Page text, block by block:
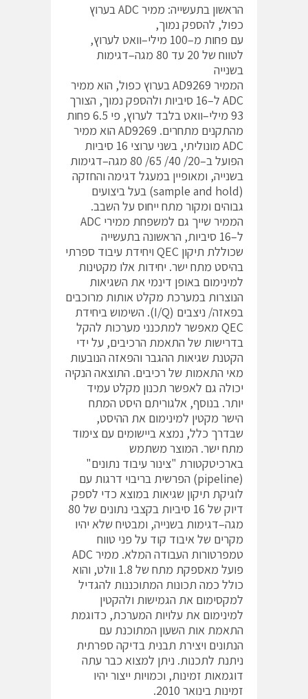
הראשון בתעשייה: ממיר ADC בערוץ
כפול, להספק נמוך,
עם פחות מ–100 מילי–וואט לערוץ,
לטווח של 20 עד 80 מגה–דגימות
בשנייה
הממיר AD9269 בערוץ כפול, הוא ממיר
ADC ל–16 סיביות ולהספק נמוך, הצורך
93 מילי–וואט בלבד לערוץ, פי 6.5 פחות
מהתקנים מתחרים. AD9269 הוא ממיר
ADC מונוליתי, בשני ערוצי 16 סיביות
הפועל ב–20/ 40/ 65/ 80 מגה–דגימות
בשנייה, ומאופיין במעגל דגימה והחזקה
(sample and hold) בעל ביצועים
גבוהים ומקור מתח ייחוס על השבב.
הממיר שייך גם למשפחת ממירי ADC
ל–16 סיביות, הראשונה בתעשייה
שכוללת תיקון QEC ויחידת עיבוד ספרתי
בהיסט מתח ישר. יחידות אלו מקטינות
למינימום באופן דינמי את השגיאות
הנוצרות במערכת מקלט אותות מרוכבים
בפאזה/ ניצבים (I/Q). השימוש ביחידת
QEC מאפשר למתכנני מערכות להקל
בדרישות של התאמת הרכיבים, על ידי
הקטנת שגיאות ההגבר והפאזה הנובעות
מאי התאמות של רכיבים. התוצאה הנקיה
יכולה גם לאפשר תכנון מקלט עמיד
יותר. בנוסף, אלגוריתם היסט המתח
הישר מקטין למינימום את ההיסט,
שבדרך כלל, נמצא ביישומים עם צימוד
מתח ישר. המוצר משתמש
בארכיטקטורת "צינור עיבוד נתונים"
(pipeline) הפרשית בריבוי דרגות עם
לוגיקת תיקון שגיאות במוצא כדי לספק
דיוק של 16 סיביות בקצבי נתונים של 80
מגה–דגימות בשנייה, ומבטיח שלא יהיו
מקרים של איבוד קוד על פני טווח
טמפרטורות העבודה המלא. ממיר ADC
פועל מאספקת מתח של 1.8 וולט, והוא
כולל כמה תכונות המתוכננות להגדיל
למקסימום את הגמישות ולהקטין
למינימום את עלויות המערכת, כדוגמת
התאמת אות השעון המתוכנת עם
הנתונים ויצירת תבנית בדיקה ספרתית
ניתנת לתכנות. ניתן למצוא כבר עתה
דוגמאות זמינות, וכמויות ייצור יהיו
זמינות בינואר 2010.